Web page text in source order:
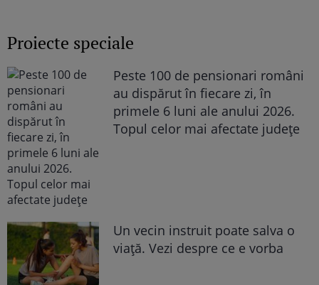
Proiecte speciale
Peste 100 de pensionari români
au dispărut în fiecare zi, în
primele 6 luni ale anului 2026.
Topul celor mai afectate județe
Un vecin instruit poate salva o
viață. Vezi despre ce e vorba